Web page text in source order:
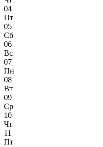
04
Пт
05
Сб
06
Вс
07
Пн
08
Вт
09
Ср
10
Чт
11
Пт